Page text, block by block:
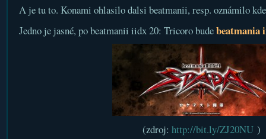
A je tu to. Konami ohlasilo dalsi beatmanii, resp. oznámilo
Jedno je jasné, po beatmanii iidx 20: Tricoro budebeatmania
(zdroj: http://bit.ly/ZJ20NU)